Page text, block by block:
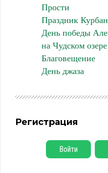
Прости
Праздник
День победы
на Чудском озере
Благовещение
День джаза
Регистрация
Войти